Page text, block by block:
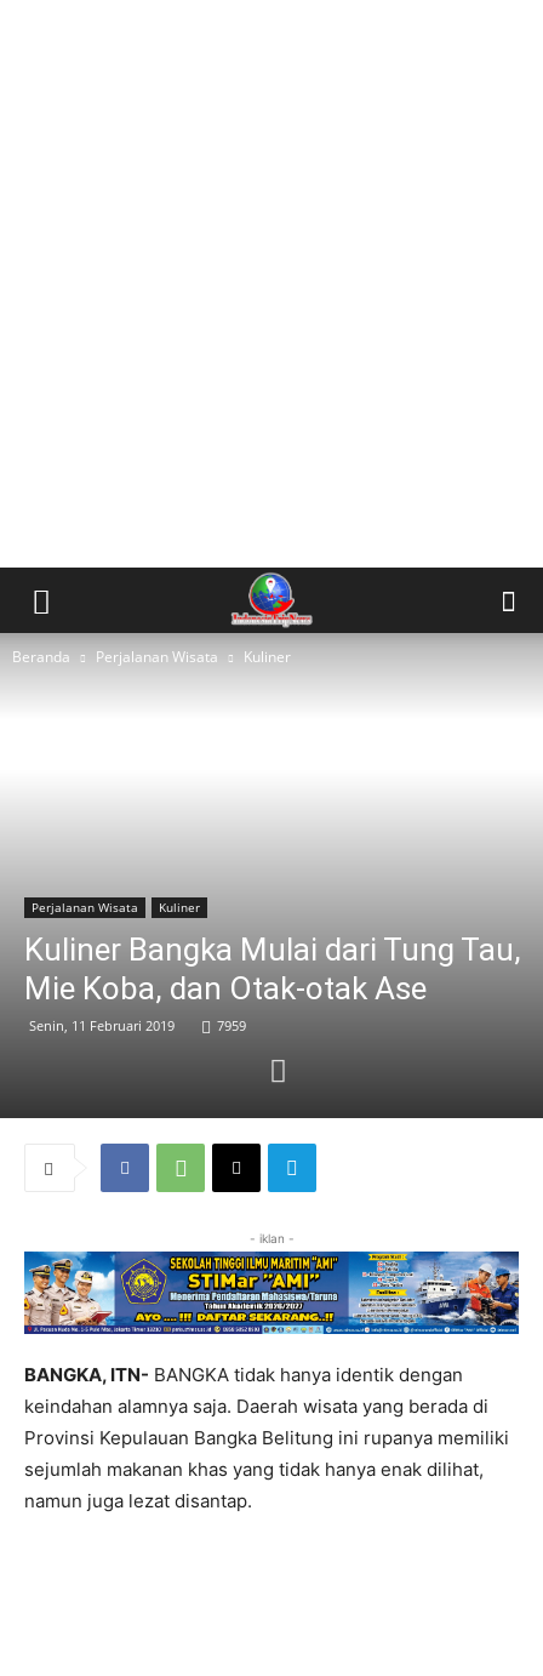
Beranda Perjalanan Wisata Kuliner
Perjalanan Wisata Kuliner
Kuliner Bangka Mulai dari Tung Tau,
Mie Koba, dan Otak-otak Ase
Senin, 11 Februari 2019 7959
- iklan -
BANGKA, ITN- BANGKA tidak hanya identik dengan
keindahan alamnya saja. Daerah wisata yang berada di
Provinsi Kepulauan Bangka Belitung ini rupanya memiliki
sejumlah makanan khas yang tidak hanya enak dilihat,
namun juga lezat disantap.